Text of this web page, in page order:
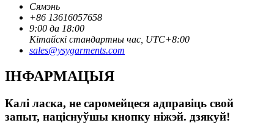
Сямэнь
+86 13616057658
9:00 да 18:00
Кітайскі стандартны час, UTC+8:00
sales@ysygarments.com
ІНФАРМАЦЫЯ
Калі ласка, не саромейцеся адправіць свой
запыт, націснуўшы кнопку ніжэй. дзякуй!